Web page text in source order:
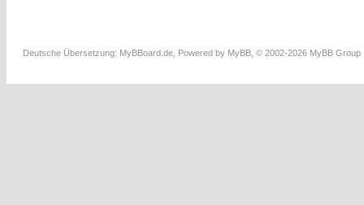
Deutsche Übersetzung: MyBBoard.de , Powered by MyBB , © 2002-2026 MyBB Group